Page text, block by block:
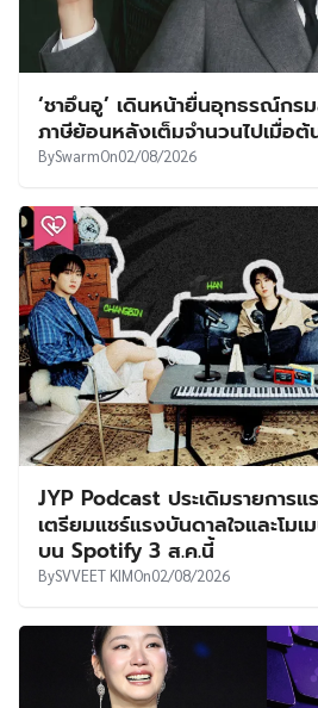
‘ชาอึนอู’ เดินหน้ายื่นอุทธรณ์กร
ภาษีย้อนหลังเต็มจำนวนไปเมื่อต้
BySwarmOn02/08/2026
JYP Podcast ประเดิมรายการแ
เตรียมแชร์แรงบันดาลใจและโม
บน Spotify 3 ส.ค.นี้
BySVVEET KIMOn02/08/2026